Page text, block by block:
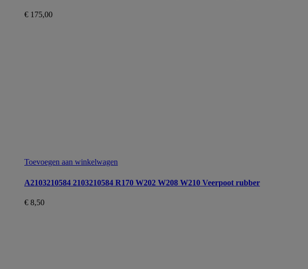
€ 175,00
Toevoegen aan winkelwagen
A2103210584 2103210584 R170 W202 W208 W210 Veerpoot rubber
€ 8,50